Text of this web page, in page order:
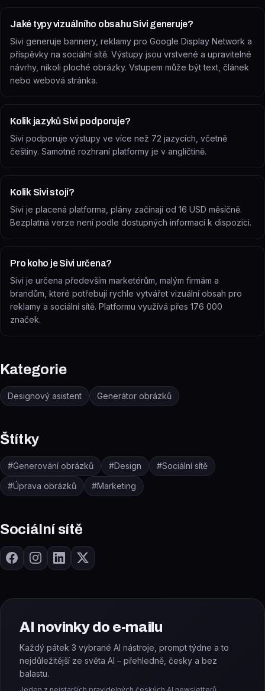
Jaké typy vizuálního obsahu Sivi generuje?
Sivi generuje bannery, reklamy pro Google Display Network a
příspěvky na sociální sítě. Výstupy jsou vrstvené a upravitelné
návrhy, nikoli ploché obrázky. Vstupem může být text, článek
nebo webová stránka.
Kolik jazyků Sivi podporuje?
Sivi podporuje výstupy ve více než 72 jazycích, včetně
češtiny. Samotné rozhraní platformy je v angličtině.
Kolik Sivi stojí?
Sivi je placená platforma, plány začínají od 16 USD měsíčně.
Bezplatná verze není podle dostupných informací k dispozici.
Pro koho je Sivi určena?
Sivi je určena především marketérům, malým firmám a
brandům, které potřebují rychle vytvářet vizuální obsah pro
reklamy a sociální sítě. Platformu využívá přes 176 000
značek.
Kategorie
Designový asistent Generátor obrázků
Štítky
#Generování obrázků #Design #Sociální sítě
#Úprava obrázků #Marketing
Sociální sítě
AI novinky do e-mailu
Každý pátek 3 vybrané AI nástroje, prompt týdne a to
nejdůležitější ze světa AI – přehledně, česky a bez
balastu.